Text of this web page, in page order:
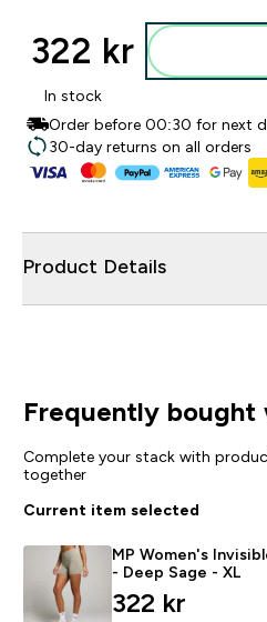
322 kr‎
In stock
Order before 00:30 for next
30-day returns on all orders
Product Details
Frequently bought
Complete your stack with
together
Current item selected
MP Women's
- Deep Sage - XL
322 kr‎